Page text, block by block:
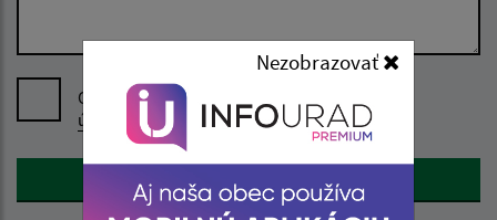
Nezobrazovať
Oboznámil som sa so
údajov
Google reCaptcha ResponseOdoslať správu